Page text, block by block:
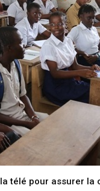
télé pour assurer la